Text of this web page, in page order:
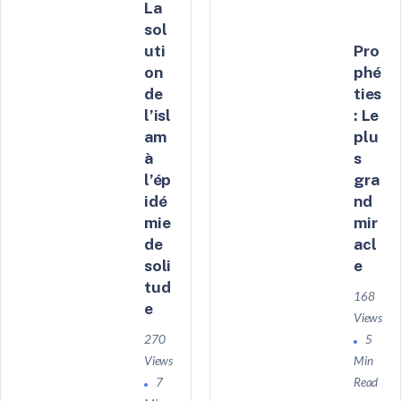
La
sol
uti
on
de
l’isl
am
à
l’ép
idé
mie
de
soli
tud
e
270
Views
7
Pro
phé
ties
: Le
plu
s
gra
nd
mir
acl
e
168
Views
5
Min
Read